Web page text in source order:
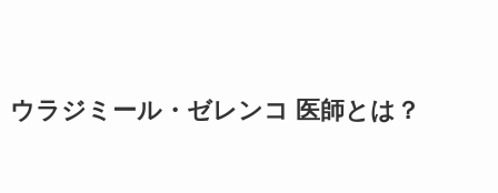
ウラジミール・ゼレンコ 医師とは？